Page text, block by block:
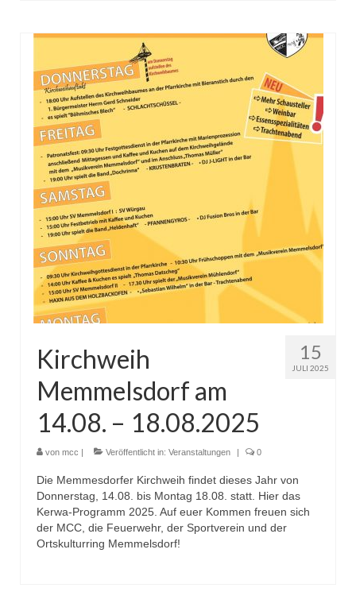
MCC Gala 2020
Faschingseröffnung 2019/2020
# Session 2018/2019
MCC Gala 2019
Rathaussturm 2019 und 55 Jahre MCC
Jubiläum
Faschingseröffnung 2018/2019
# Session 2017/2018
OKR Sitzung vom 25.10.2018
Jahreshaupt­versammlung 2018
Rathaussturm 2017
Faschingseröffnung 2016/2017
Herbsttagung des Fastnachtsverband
Franken in Memmelsdorf
15
JULI 2025
Kirchweih
Memmelsdorf am
14.08. – 18.08.2025
von mcc Veröffentlicht in: Veranstaltungen 0
Die Memmesdorfer Kirchweih findet dieses Jahr von
Donnerstag, 14.08. bis Montag 18.08. statt. Hier das
Kerwa-Programm 2025. Auf euer Kommen freuen sich
der MCC, die Feuerwehr, der Sportverein und der
Ortskulturring Memmelsdorf!